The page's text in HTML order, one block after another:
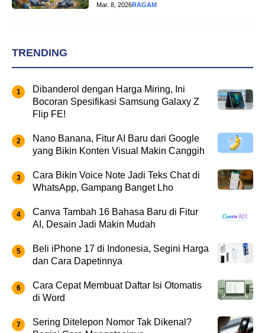
Mar. 8, 2026RAGAM
TRENDING
Dibanderol dengan Harga Miring, Ini
Bocoran Spesifikasi Samsung Galaxy Z
Flip FE!
Nano Banana, Fitur AI Baru dari Google
yang Bikin Konten Visual Makin Canggih
Cara Bikin Voice Note Jadi Teks Chat di
WhatsApp, Gampang Banget Lho
Canva Tambah 16 Bahasa Baru di Fitur
AI, Desain Jadi Makin Mudah
Beli iPhone 17 di Indonesia, Segini Harga
dan Cara Dapetinnya
Cara Cepat Membuat Daftar Isi Otomatis
di Word
Sering Ditelepon Nomor Tak Dikenal?